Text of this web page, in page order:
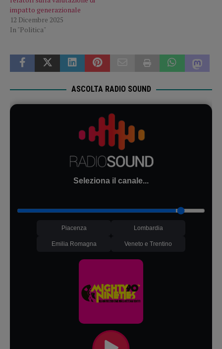
impatto generazionale
12 Dicembre 2025
In "Politica"
ASCOLTA RADIO SOUND
Seleziona il canale...
Piacenza Lombardia
Emilia Romagna Veneto e Trentino